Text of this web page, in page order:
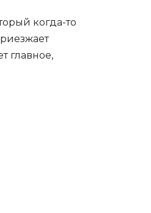
когда-то
главное,